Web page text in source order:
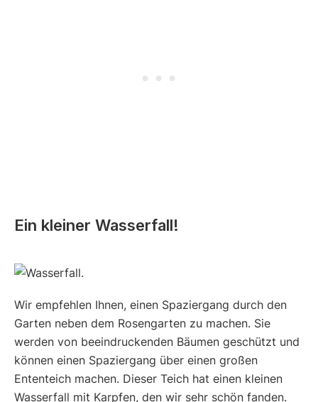
Ein kleiner Wasserfall!
Wir empfehlen Ihnen, einen Spaziergang durch den
Garten neben dem Rosengarten zu machen. Sie
werden von beeindruckenden Bäumen geschützt und
können einen Spaziergang über einen großen
Ententeich machen. Dieser Teich hat einen kleinen
Wasserfall mit Karpfen, den wir sehr schön fanden.